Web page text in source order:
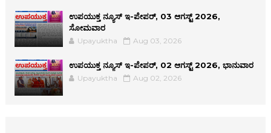
ಉಪಯುಕ್ತ ನ್ಯೂಸ್ ಇ-ಪೇಪರ್, 03 ಆಗಸ್ಟ್ 2026,
ಸೋಮವಾರ
Upayuktha Aug 03, 2026
ಉಪಯುಕ್ತ ನ್ಯೂಸ್ ಇ-ಪೇಪರ್, 02 ಆಗಸ್ಟ್ 2026, ಭಾನುವಾರ
Upayuktha Aug 02, 2026